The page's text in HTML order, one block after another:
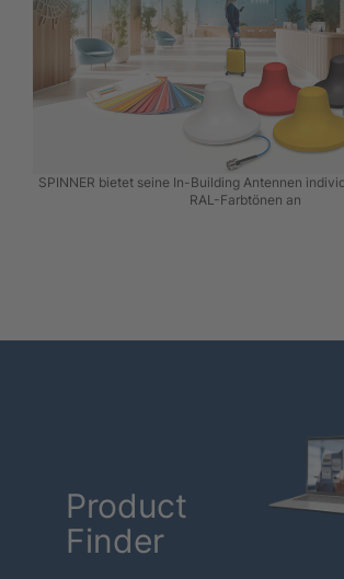
SPINNER bietet seine In-Building Antennen
RAL-Farbtönen an
Product
Finder